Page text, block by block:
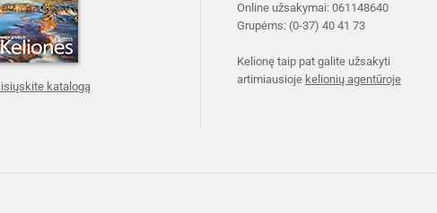
katalogą
Online užsakymai: 061148640
Grupėms: (0-37) 40 41 73
Kelionę taip pat galite užsakyti
artimiausioje kelionių agentūroje